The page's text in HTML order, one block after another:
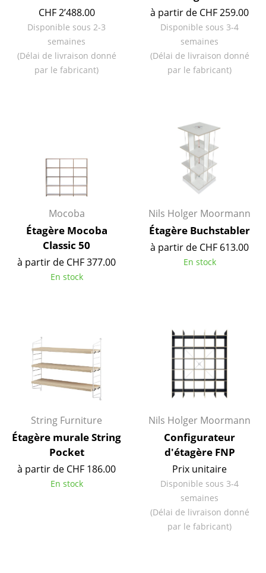
Accessoires
Horloges
Miroirs
Boîtes de rangement
Couvertures
Coussins
Tapis
Rideaux
Maison
Salon et Salle de séjour
Cuisine & Salle à manger
Chambre à coucher
Chambre enfant
Bureau
CHF 2’488.00
Disponible sous 2-3
semaines
(Délai de livraison donné
par le fabricant)
à partir de CHF 259.00
Disponible sous 3-4
semaines
(Délai de livraison donné
par le fabricant)
Mocoba
Étagère Mocoba
Classic 50
à partir de CHF 377.00
En stock
Nils Holger Moormann
Étagère Buchstabler
à partir de CHF 613.00
En stock
String Furniture
Étagère murale String
Pocket
à partir de CHF 186.00
En stock
Nils Holger Moormann
Configurateur
d'étagère FNP
Prix unitaire
Disponible sous 3-4
semaines
(Délai de livraison donné
par le fabricant)